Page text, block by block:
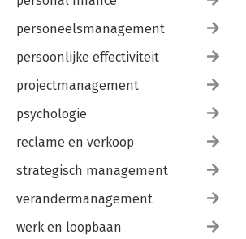
personeelsmanagement
persoonlijke effectiviteit
projectmanagement
psychologie
reclame en verkoop
strategisch management
verandermanagement
werk en loopbaan